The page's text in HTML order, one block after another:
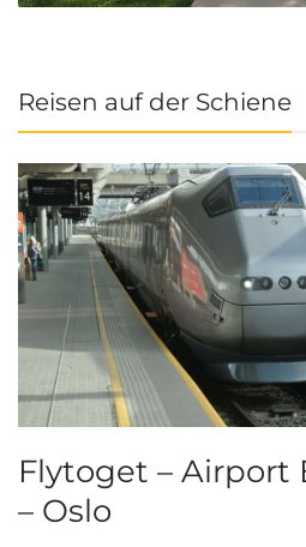
Reisen auf der Schiene
Flytoget – Airport
– Oslo